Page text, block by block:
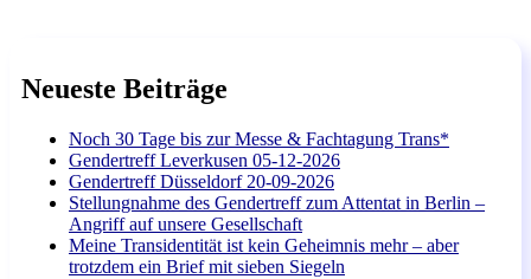
Neueste Beiträge
Noch 30 Tage bis zur Messe & Fachtagung Trans*
Gendertreff Leverkusen 05-12-2026
Gendertreff Düsseldorf 20-09-2026
Stellungnahme des Gendertreff zum Attentat in Berlin –
Angriff auf unsere Gesellschaft
Meine Transidentität ist kein Geheimnis mehr – aber
trotzdem ein Brief mit sieben Siegeln